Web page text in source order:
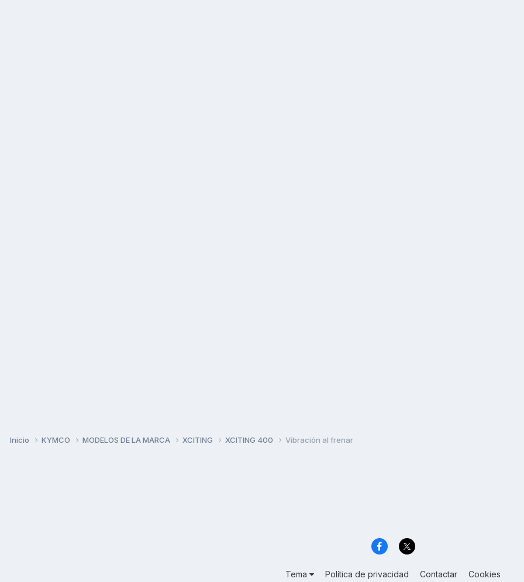
Inicio KYMCO MODELOS DE LA MARCA XCITING XCITING 400 Vibración al frenar
Tema Política de privacidad Contactar Cookies